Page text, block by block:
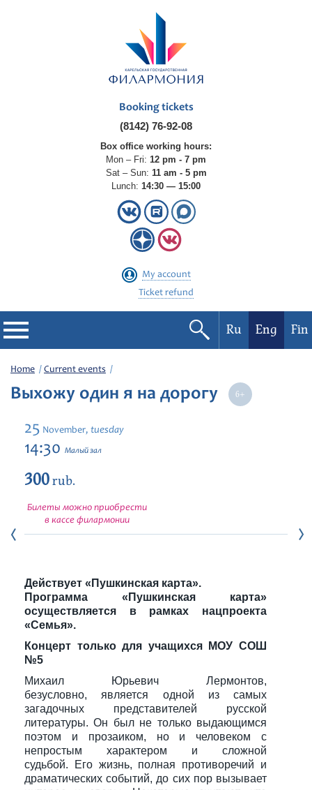
Booking tickets
(8142) 76-92-08
Box office working hours:
Mon – Fri: 12 pm - 7 pm
Sat – Sun: 11 am - 5 pm
Lunch: 14:30 — 15:00
My account
Ticket refund
Philharmonic
Current events
Festivals
Ru Eng Fin
Home Current events
Выхожу один я на дорогу
25 November, tuesday
14:30 Малый зал
300rub.
Билеты можно приобрести
в кассе филармонии
Действует «Пушкинская карта».
Программа «Пушкинская карта»
осуществляется в рамках нацпроекта
«Семья».
Концерт только для учащихся МОУ СОШ
№5
Михаил Юрьевич Лермонтов,
безусловно, является одной из самых
загадочных представителей русской
литературы. Он был не только выдающимся
поэтом и прозаиком, но и человеком с
непростым характером и сложной
судьбой. Его жизнь, полная противоречий и
драматических событий, до сих пор вызывает